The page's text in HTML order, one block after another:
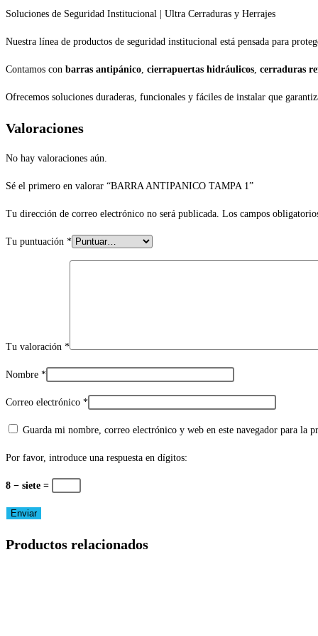
Soluciones de Seguridad Institucional | Ultra Cerraduras y Herrajes
Nuestra línea de productos de seguridad institucional está pensada para
Contamos con barras antipánico, cierrapuertas hidráulicos, cerraduras
Ofrecemos soluciones duraderas, funcionales y fáciles de instalar que
Valoraciones
No hay valoraciones aún.
Sé el primero en valorar “BARRA ANTIPANICO TAMPA 1”
Tu dirección de correo electrónico no será publicada. Los campos
Tu puntuación *
Tu valoración *
Nombre *
Correo electrónico *
Guarda mi nombre, correo electrónico y web en este navegador para la
Por favor, introduce una respuesta en dígitos:
8 − siete =
Productos relacionados